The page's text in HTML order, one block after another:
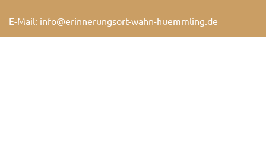
E-Mail: info@erinnerungsort-wahn-huemmling.de